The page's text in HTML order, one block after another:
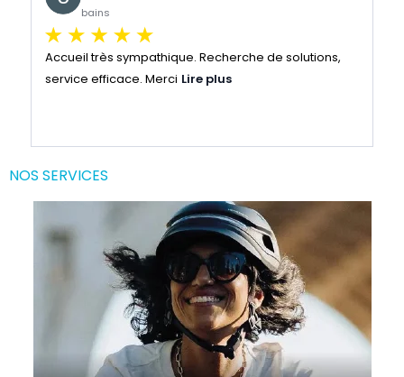
bains
Accueil très sympathique. Recherche de solutions,
service efficace. Merci Lire plus
NOS SERVICES